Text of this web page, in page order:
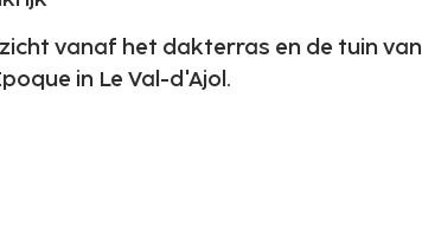
vanaf het dakterras en de tuin van
in Le Val-d'Ajol.